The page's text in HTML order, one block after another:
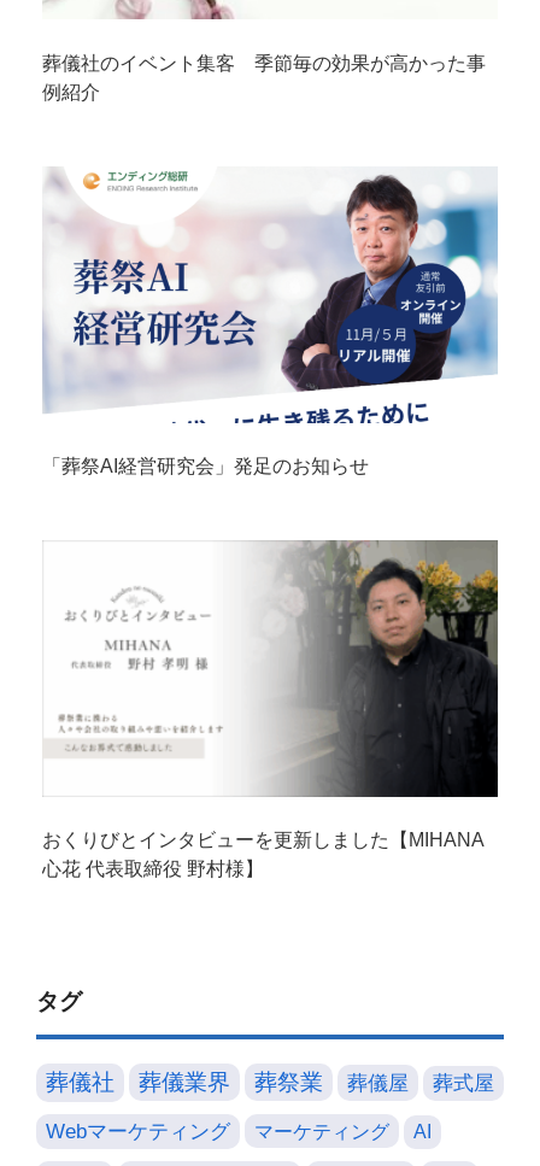
葬儀社のイベント集客 季節毎の効果が高かった事
例紹介
「葬祭AI経営研究会」発足のお知らせ
おくりびとインタビューを更新しました【MIHANA
心花 代表取締役 野村様】
タグ
葬儀社 葬儀業界 葬祭業 葬儀屋 葬式屋
Webマーケティング マーケティング AI